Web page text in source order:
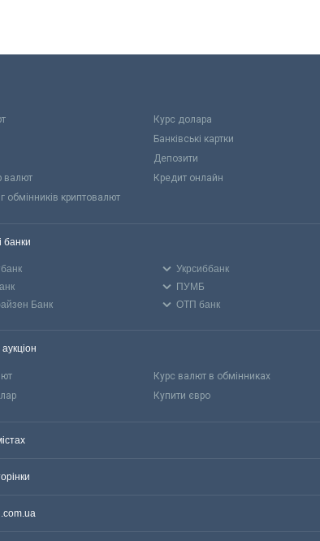
Курс долара
Банківські картки
Депозити
валют
Кредит онлайн
обмінників криптовалют
банки
Укрсиббанк
ПУМБ
Банк
ОТП банк
Курс валют в обмінниках
Купити євро